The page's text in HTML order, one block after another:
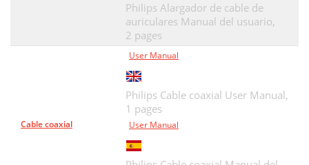
Philips Alargador de cable de
auriculares Manual del usuario,
2 pages
Cable coaxial
User Manual
Philips Cable coaxial User Manual,
1 pages
User Manual